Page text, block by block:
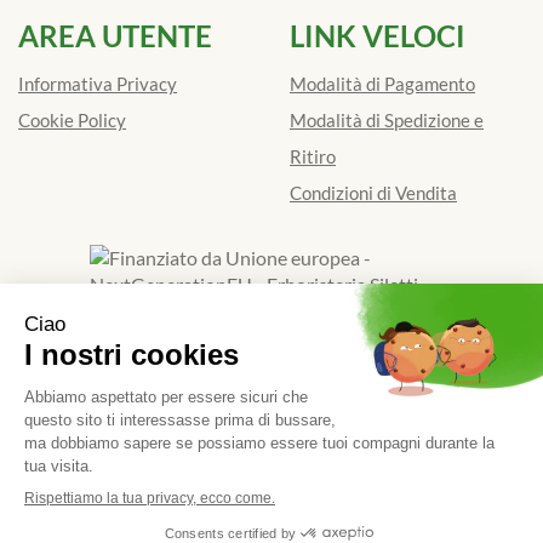
AREA UTENTE
Informativa Privacy
Cookie Policy
LINK VELOCI
Modalità di Pagamento
Modalità di Spedizione e
Ritiro
Condizioni di Vendita
Finanziato dall'Unione europea - Next Generation EU
Erboristeria Siletti Dott.Ssa Renata- Via Galimberti 39/D
13900 Biella (BI) |Tel.: 015401841 | P.Iva: 01924520024 |